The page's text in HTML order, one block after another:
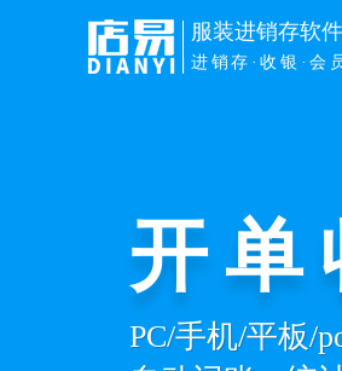
服装进销存软件
进销存·收银·会
开单
PC/手机/平板/